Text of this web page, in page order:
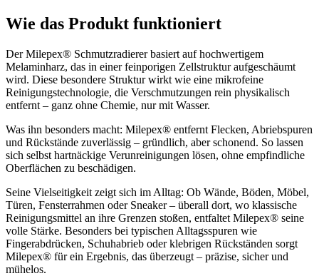
Wie das Produkt funktioniert
Der Milepex® Schmutzradierer basiert auf hochwertigem
Melaminharz, das in einer feinporigen Zellstruktur aufgeschäumt
wird. Diese besondere Struktur wirkt wie eine mikrofeine
Reinigungstechnologie, die Verschmutzungen rein physikalisch
entfernt – ganz ohne Chemie, nur mit Wasser.
Was ihn besonders macht: Milepex® entfernt Flecken, Abriebspuren
und Rückstände zuverlässig – gründlich, aber schonend. So lassen
sich selbst hartnäckige Verunreinigungen lösen, ohne empfindliche
Oberflächen zu beschädigen.
Seine Vielseitigkeit zeigt sich im Alltag: Ob Wände, Böden, Möbel,
Türen, Fensterrahmen oder Sneaker – überall dort, wo klassische
Reinigungsmittel an ihre Grenzen stoßen, entfaltet Milepex® seine
volle Stärke. Besonders bei typischen Alltagsspuren wie
Fingerabdrücken, Schuhabrieb oder klebrigen Rückständen sorgt
Milepex® für ein Ergebnis, das überzeugt – präzise, sicher und
mühelos.